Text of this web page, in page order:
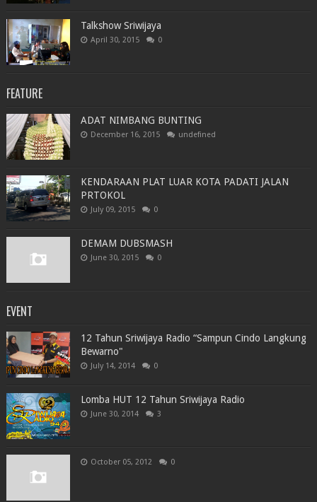
Talkshow Sriwijaya
April 30, 2015 0
FEATURE
ADAT NIMBANG BUNTING
December 16, 2015 undefined
KENDARAAN PLAT LUAR KOTA PADATI JALAN
PRTOKOL
July 09, 2015 0
DEMAM DUBSMASH
June 30, 2015 0
EVENT
12 Tahun Sriwijaya Radio “Sampun Cindo Langkung
Bewarno"
July 14, 2014 0
Lomba HUT 12 Tahun Sriwijaya Radio
June 30, 2014 3
October 05, 2012 0